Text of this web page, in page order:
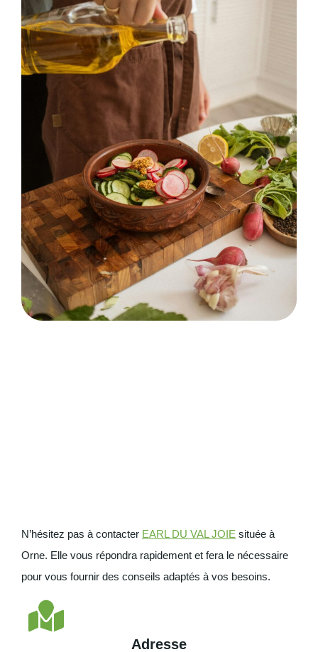
N’hésitez pas à contacter EARL DU VAL JOIE située à
Orne. Elle vous répondra rapidement et fera le nécessaire
pour vous fournir des conseils adaptés à vos besoins.
Adresse